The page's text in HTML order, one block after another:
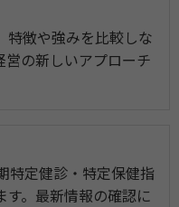
特徴や強みを比較しな
営の新しいアプローチ
特定健診・特定保健指
す。最新情報の確認に